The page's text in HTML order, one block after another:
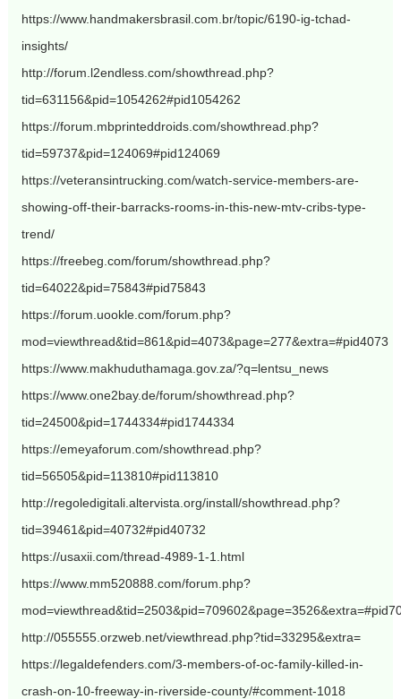
https://www.handmakersbrasil.com.br/topic/6190-ig-tchad-
insights/
http://forum.l2endless.com/showthread.php?
tid=631156&pid=1054262#pid1054262
https://forum.mbprinteddroids.com/showthread.php?
tid=59737&pid=124069#pid124069
https://veteransintrucking.com/watch-service-members-are-
showing-off-their-barracks-rooms-in-this-new-mtv-cribs-type-
trend/
https://freebeg.com/forum/showthread.php?
tid=64022&pid=75843#pid75843
https://forum.uookle.com/forum.php?
mod=viewthread&tid=861&pid=4073&page=277&extra=#pid4073
https://www.makhuduthamaga.gov.za/?q=lentsu_news
https://www.one2bay.de/forum/showthread.php?
tid=24500&pid=1744334#pid1744334
https://emeyaforum.com/showthread.php?
tid=56505&pid=113810#pid113810
http://regoledigitali.altervista.org/install/showthread.php?
tid=39461&pid=40732#pid40732
https://usaxii.com/thread-4989-1-1.html
https://www.mm520888.com/forum.php?
http://055555.orzweb.net/viewthread.php?tid=33295&extra=
https://legaldefenders.com/3-members-of-oc-family-killed-in-
crash-on-10-freeway-in-riverside-county/#comment-1018